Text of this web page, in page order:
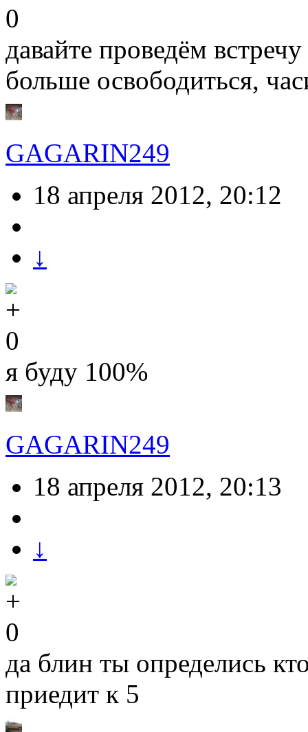
0
давайте проведём
больше освободиться,
GAGARIN249
18 апреля 2012, 20:12
↓
0
я буду 100%
GAGARIN249
18 апреля 2012, 20:13
↓
0
да блин ты определись
приедит к 5